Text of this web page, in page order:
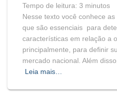
Tempo de leitura: 3 minutos
Nesse texto você conhece
que são essenciais para
características em relação a
principalmente, para definir
mercado nacional. Além
Leia mais…